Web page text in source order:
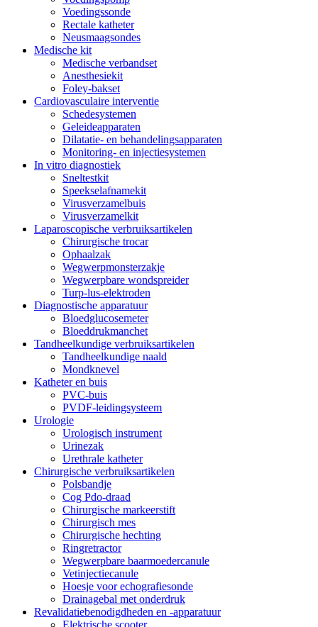
Voedingssonde
Rectale katheter
Neusmaagsondes
Medische kit
Medische verbandset
Anesthesiekit
Foley-bakset
Cardiovasculaire interventie
Schedesystemen
Geleideapparaten
Dilatatie- en behandelingsapparaten
Monitoring- en injectiesystemen
In vitro diagnostiek
Sneltestkit
Speekselafnamekit
Virusverzamelbuis
Virusverzamelkit
Laparoscopische verbruiksartikelen
Chirurgische trocar
Ophaalzak
Wegwerpmonsterzakje
Wegwerpbare wondspreider
Turp-lus-elektroden
Diagnostische apparatuur
Bloedglucosemeter
Bloeddrukmanchet
Tandheelkundige verbruiksartikelen
Tandheelkundige naald
Mondknevel
Katheter en buis
PVC-buis
PVDF-leidingsysteem
Urologie
Urologisch instrument
Urinezak
Urethrale katheter
Chirurgische verbruiksartikelen
Polsbandje
Cog Pdo-draad
Chirurgische markeerstift
Chirurgisch mes
Chirurgische hechting
Ringretractor
Wegwerpbare baarmoedercanule
Vetinjectiecanule
Hoesje voor echografiesonde
Drainagebal met onderdruk
Revalidatiebenodigdheden en -apparatuur
Elektrische scooter